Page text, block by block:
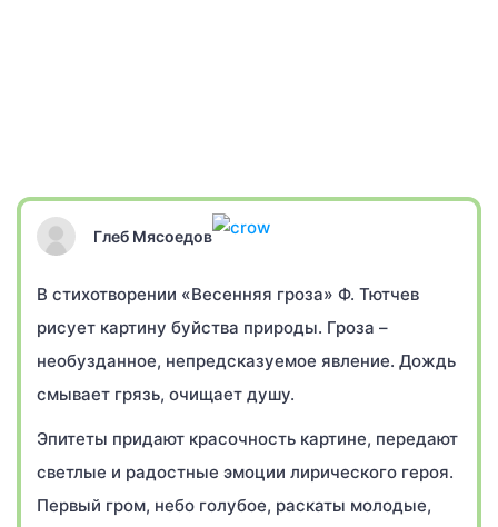
Глеб Мясоедов
В стихотворении «Весенняя гроза» Ф. Тютчев
рисует картину буйства природы. Гроза –
необузданное, непредсказуемое явление. Дождь
смывает грязь, очищает душу.
Эпитеты придают красочность картине, передают
светлые и радостные эмоции лирического героя.
Первый гром, небо голубое, раскаты молодые,